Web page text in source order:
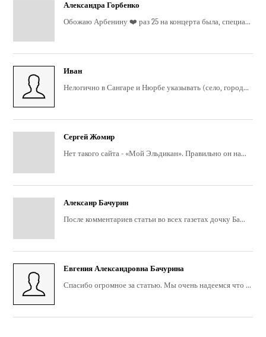
Александра Горбенко
Обожаю Арбенину ❤️ раз 25 на концерта была, специа...
Иван
Нелогично в Сангаре и Нюрбе указывать (село, город...
Сергей Жомир
Нет такого сайта - «Мой Эльдикан». Правильно он на...
Алексанр Бачурин
После комментариев статьи во всех газетах дочку Ба...
Евгения Александровна Бачурина
Спасибо огромное за статью. Мы очень надеемся что ...